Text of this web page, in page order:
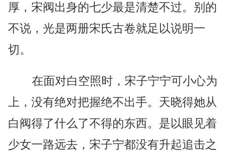
厚，宋阀出身的七少最是清楚不过。别的
不说，光是两册宋氏古卷就足以说明一
切。
在面对白空照时，宋子宁宁可小心为
上，没有绝对把握绝不出手。天晓得她从
白阀得了什么了不得的东西。是以眼见着
少女一路远去，宋子宁都没有升起追击之